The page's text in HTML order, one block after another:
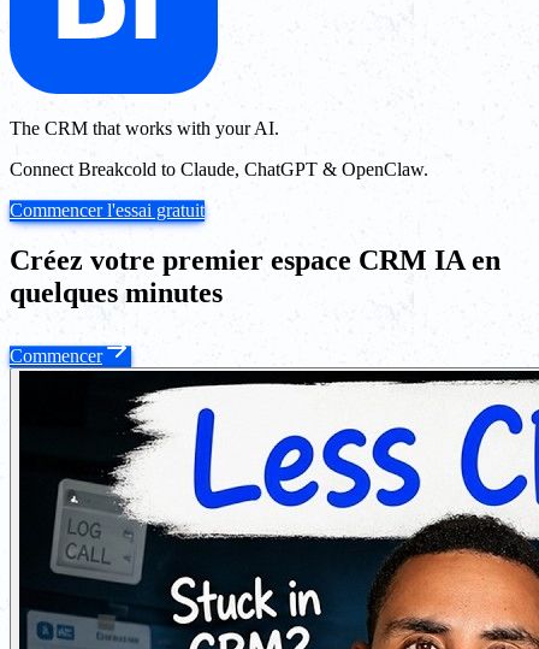
The CRM that works with your AI.
Connect Breakcold to Claude, ChatGPT & OpenClaw.
Commencer l'essai gratuit
Créez votre premier espace CRM IA en
quelques minutes
Commencer